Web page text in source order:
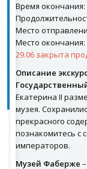
Время окончания:
Место
Место
29.06 закрыта
Описание
Екатерина II
музея.
прекрасного
познакомитесь с
императоров.
Музей Фаберже